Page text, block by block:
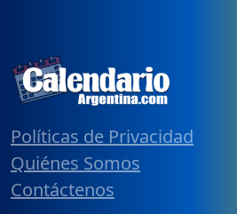
Políticas de Privacidad
Quiénes Somos
Contáctenos